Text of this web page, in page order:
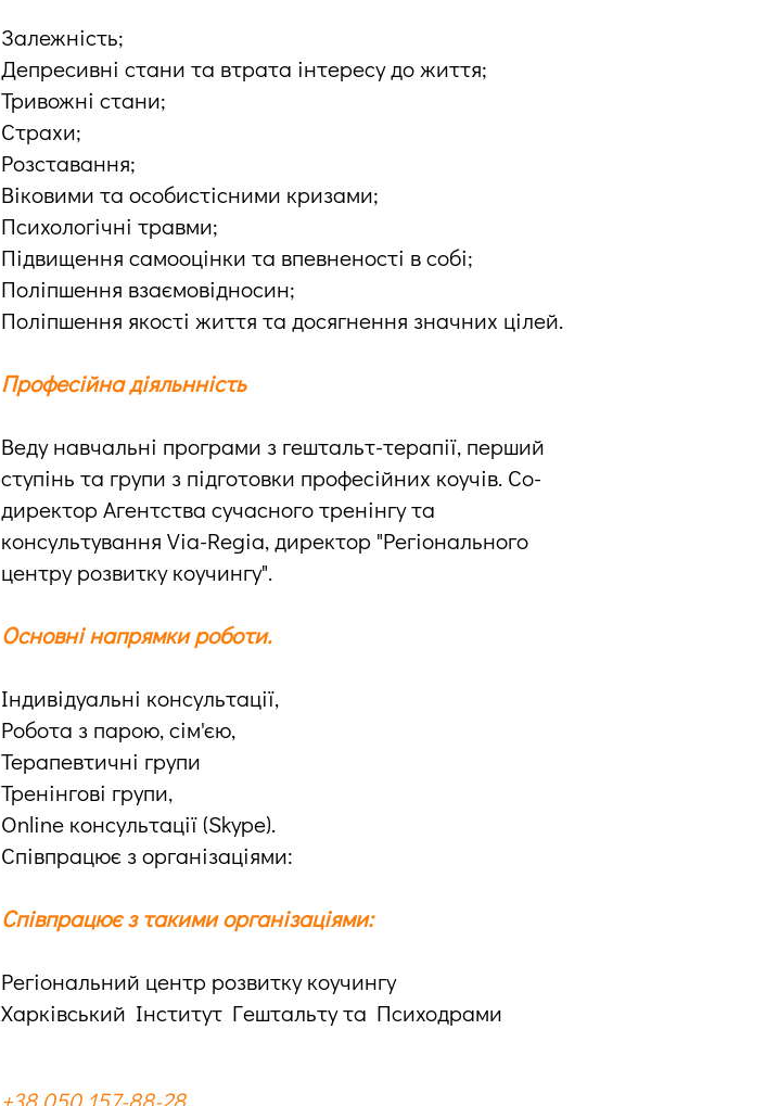
Залежність;
Депресивні стани та втрата інтересу до життя;
Тривожні стани;
Страхи;
Розставання;
Віковими та особистісними кризами;
Психологічні травми;
Підвищення самооцінки та впевненості в собі;
Поліпшення взаємовідносин;
Поліпшення якості життя та досягнення значних цілей.
Професійна діяльнність
Веду навчальні програми з гештальт-терапії, перший
ступінь та групи з підготовки професійних коучів. Со-
директор Агентства сучасного тренінгу та
консультування Via-Regia, директор "Регіонального
центру розвитку коучингу".
Основні напрямки роботи.
Індивідуальні консультації,
Робота з парою, сім'єю,
Терапевтичні групи
Тренінгові групи,
Online консультації (Skype).
Співпрацює з організаціями:
Співпрацює з такими організаціями:
Регіональний центр розвитку коучингу
Харківський Інститут Гештальту та Психодрами